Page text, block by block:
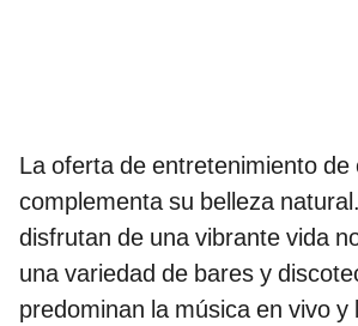
La oferta de entretenimiento de
complementa su belleza
disfrutan de una vibrante vida
una variedad de bares y
predominan la música en vivo y